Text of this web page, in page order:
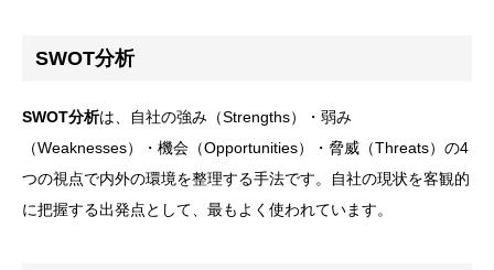
SWOT分析
SWOT分析は、自社の強み（Strengths）・弱み
（Weaknesses）・機会（Opportunities）・脅威（Threats）の4
つの視点で内外の環境を整理する手法です。自社の現状を客観的
に把握する出発点として、最もよく使われています。